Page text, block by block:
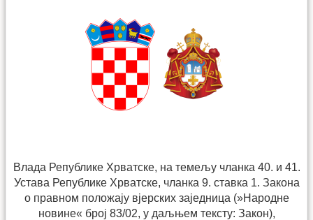
Влада Републике Хрватске, на темељу чланка 40. и 41.
Устава Републике Хрватске, чланка 9. ставка 1. Закона
о правном положају вјерских заједница (»Народне
новине« број 83/02, у даљњем тексту: Закон),